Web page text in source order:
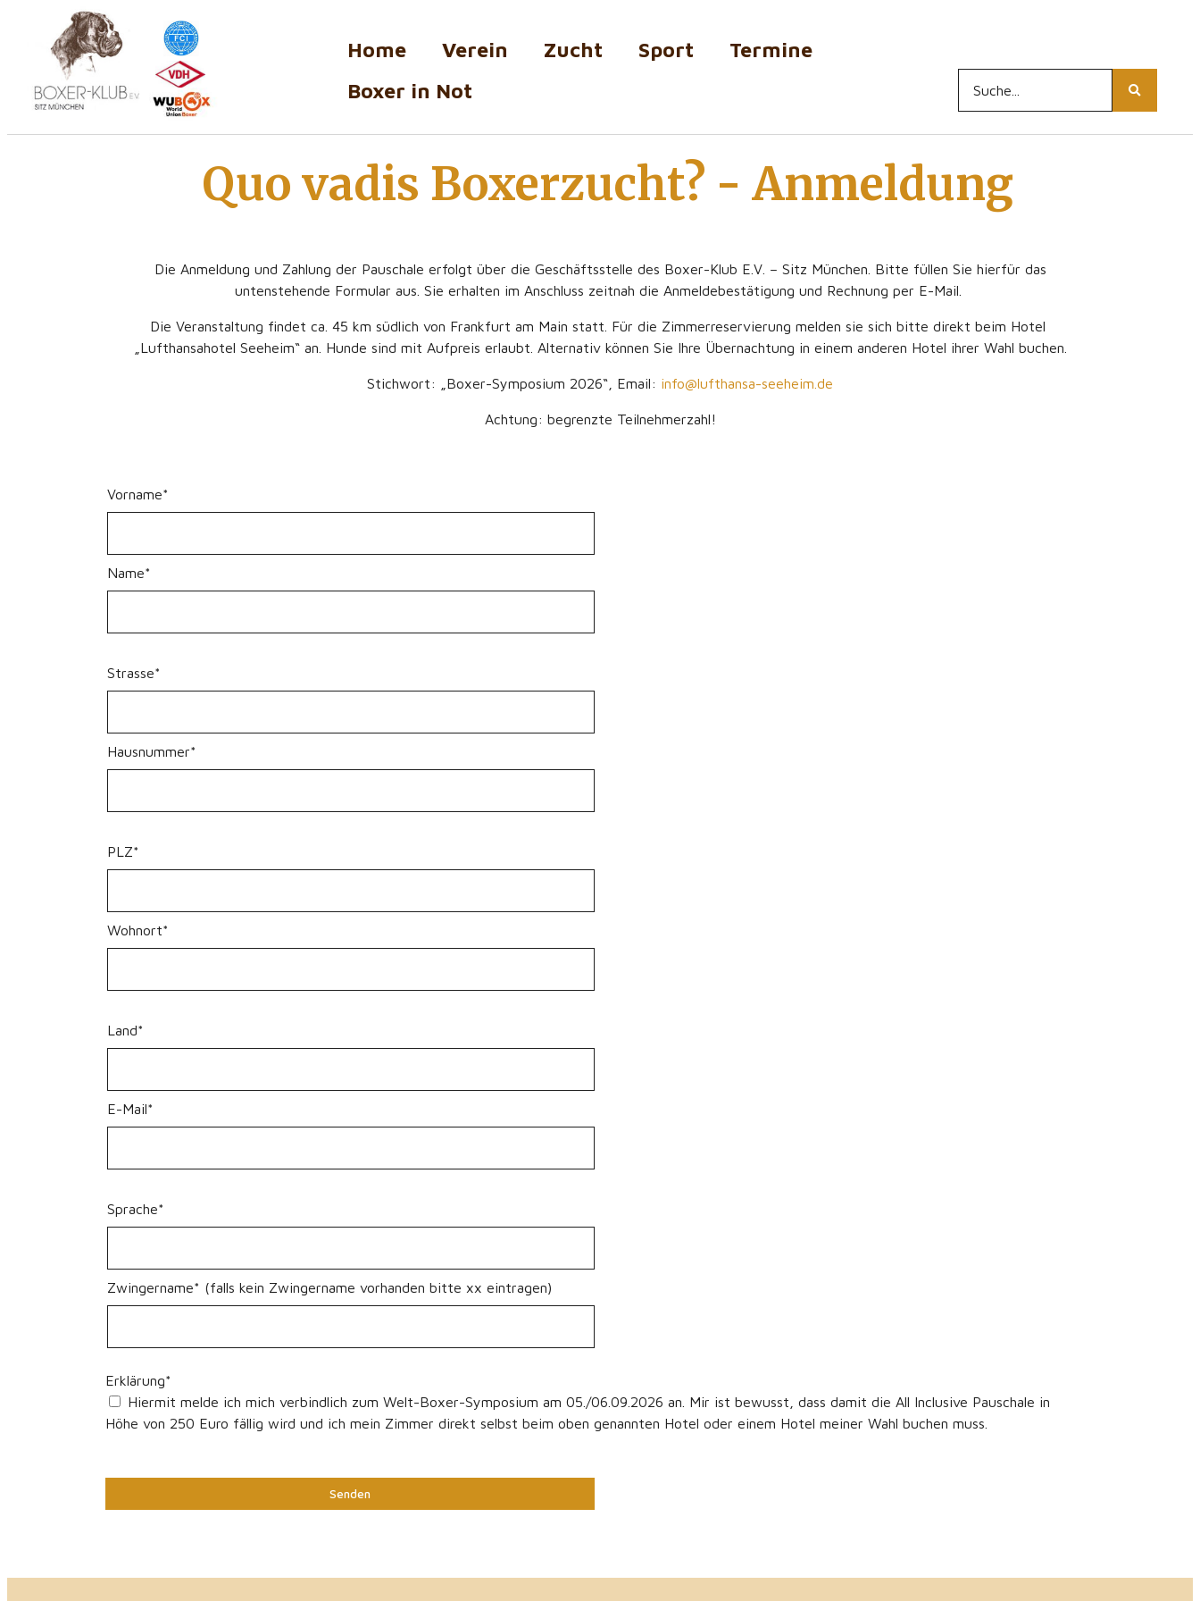
Home Verein Zucht Sport
Termine
Boxer in Not
Quo vadis Boxerzucht? - Anmeldung
Die Anmeldung und Zahlung der Pauschale erfolgt über die Geschäftsstelle des Boxer-Klub E.V. – Sitz München. Bitte füllen Sie hierfür das
untenstehende Formular aus. Sie erhalten im Anschluss zeitnah die Anmeldebestätigung und Rechnung per E-Mail.
Die Veranstaltung findet ca. 45 km südlich von Frankfurt am Main statt. Für die Zimmerreservierung melden sie sich bitte direkt beim Hotel
„Lufthansahotel Seeheim“ an. Hunde sind mit Aufpreis erlaubt. Alternativ können Sie Ihre Übernachtung in einem anderen Hotel ihrer Wahl buchen.
Stichwort: „Boxer-Symposium 2026“, Email: info@lufthansa-seeheim.de
Achtung: begrenzte Teilnehmerzahl!
Vorname*
Name*
Strasse*
Hausnummer*
PLZ*
Wohnort*
Land*
E-Mail*
Sprache*
Zwingername* (falls kein Zwingername vorhanden bitte xx eintragen)
Erklärung*
Hiermit melde ich mich verbindlich zum Welt-Boxer-Symposium am 05./06.09.2026 an. Mir ist bewusst, dass damit die All Inclusive Pauschale in
Höhe von 250 Euro fällig wird und ich mein Zimmer direkt selbst beim oben genannten Hotel oder einem Hotel meiner Wahl buchen muss.